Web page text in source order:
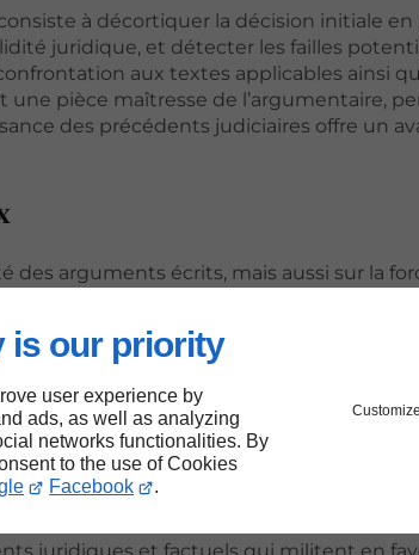
is our priority
user experience by
ads, as well as analyzing
networks functionalities. By
to the use of Cookies
Facebook .
Customize
à décortiquer la décision initiale en
juridique, et détecter les failles
aux textes applicables ainsi
pièce maîtresse de l’argumentaire,
des précédents judiciaires offre un
des arguments écrits, mais aussi sur la
preuve susceptibles d’éclairer la Cour
des contrats, des correspondances,
et leur présentation doivent
L’objectif est de renforcer l’impact
le cœur du dossier écrit. Elles doivent
juridiques et factuels qui militent en